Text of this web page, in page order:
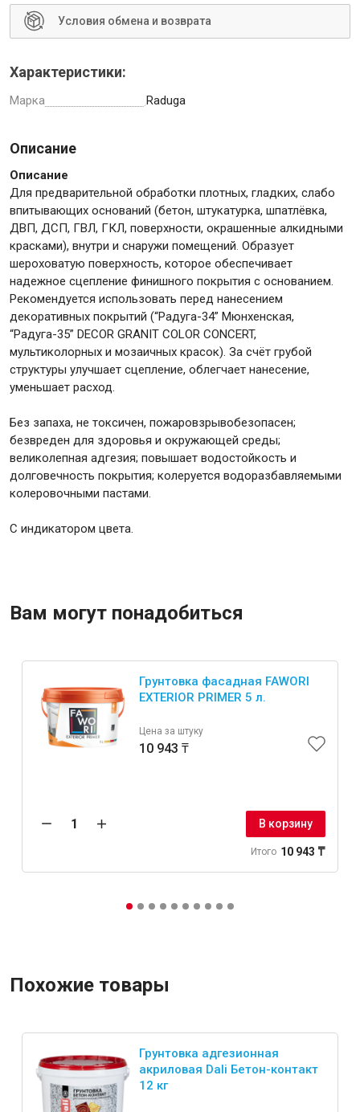
Условия обмена и возврата
Характеристики:
Марка Raduga
Описание
Описание
Для предварительной обработки плотных, гладких, слабо
впитывающих оснований (бетон, штукатурка, шпатлёвка,
ДВП, ДСП, ГВЛ, ГКЛ, поверхности, окрашенные алкидными
красками), внутри и снаружи помещений. Образует
шероховатую поверхность, которое обеспечивает
надежное сцепление финишного покрытия с основанием.
Рекомендуется использовать перед нанесением
декоративных покрытий (“Радуга-34” Мюнхенская,
“Радуга-35” DECOR GRANIT COLOR CONCERT,
мультиколорных и мозаичных красок). За счёт грубой
структуры улучшает сцепление, облегчает нанесение,
уменьшает расход.
Без запаха, не токсичен, пожаровзрывобезопасен;
безвреден для здоровья и окружающей среды;
великолепная адгезия; повышает водостойкость и
долговечность покрытия; колеруется водоразбавляемыми
колеровочными пастами.
С индикатором цвета.
Вам могут понадобиться
Грунтовка фасадная FAWORI
EXTERIOR PRIMER 5 л.
Цена за штуку
10 943 ₸
В корзину
Итого 10 943 ₸
Похожие товары
Грунтовка адгезионная
акриловая Dali Бетон-контакт
12 кг
Специализированный инструмент
Инструмент для штукатурно-отделочных работ
Сантехника
Крепежи
Анкеры
Монтажные ленты
Всё для дома и сада
Товары для бани и сауны